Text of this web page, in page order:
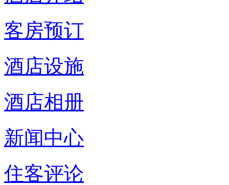
客房预订
酒店设施
酒店相册
新闻中心
住客评论